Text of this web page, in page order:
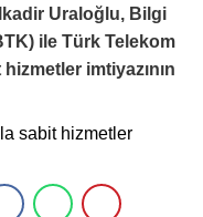
Uraloğlu, Bilgi
ile Türk Telekom
imtiyazının